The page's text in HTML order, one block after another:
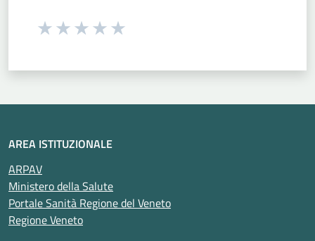
Seleziona una valutazione da 1 a 5 stelle
AREA ISTITUZIONALE
ARPAV
Ministero della Salute
Portale Sanità Regione del Veneto
Regione Veneto